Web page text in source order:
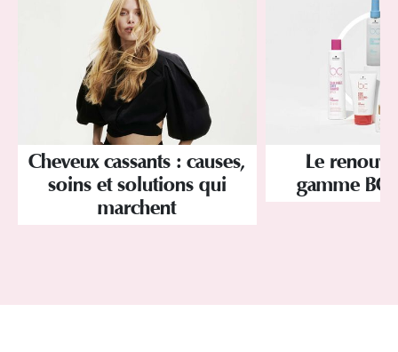
Cheveux cassants : causes,
soins et solutions qui
marchent
Le
gamme BC